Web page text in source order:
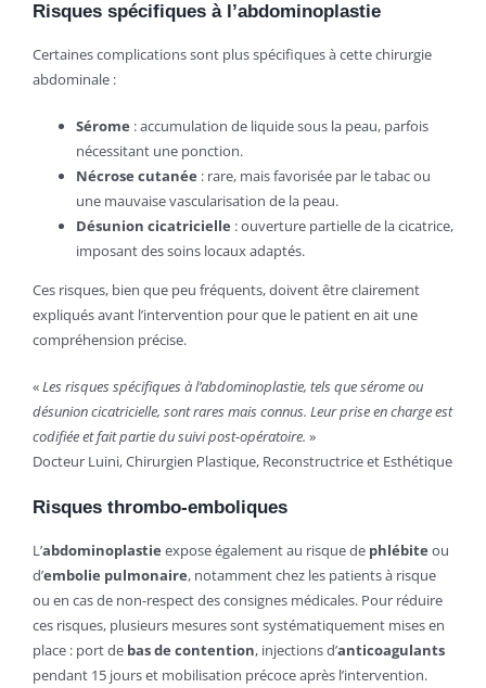
Risques spécifiques à l’abdominoplastie
Certaines complications sont plus spécifiques à cette chirurgie
abdominale :
Sérome : accumulation de liquide sous la peau, parfois
nécessitant une ponction.
Nécrose cutanée : rare, mais favorisée par le tabac ou
une mauvaise vascularisation de la peau.
Désunion cicatricielle : ouverture partielle de la cicatrice,
imposant des soins locaux adaptés.
Ces risques, bien que peu fréquents, doivent être clairement
expliqués avant l’intervention pour que le patient en ait une
compréhension précise.
«Les risques spécifiques à l’abdominoplastie, tels que sérome ou
désunion cicatricielle, sont rares mais connus. Leur prise en charge est
codifiée et fait partie du suivi post-opératoire. »
Docteur Luini, Chirurgien Plastique, Reconstructrice et Esthétique
Risques thrombo-emboliques
L’abdominoplastie expose également au risque de phlébite ou
d’embolie pulmonaire, notamment chez les patients à risque
ou en cas de non-respect des consignes médicales. Pour réduire
ces risques, plusieurs mesures sont systématiquement mises en
place : port de bas de contention, injections d’anticoagulants
pendant 15 jours et mobilisation précoce après l’intervention.